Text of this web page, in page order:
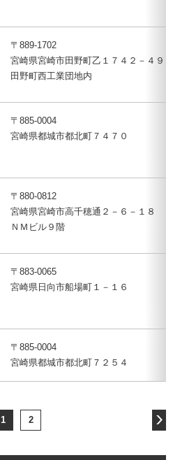
ず相談室
〒889-1702
宮崎県宮崎市田野町乙１７４２－４９
田野町西工業団地内
〒885-0004
宮崎県都城市都北町７４７０
〒880-0812
宮崎県宮崎市高千穂通２－６－１８
ＮＭビル９階
〒883-0065
宮崎県日向市船場町１－１６
〒885-0004
宮崎県都城市都北町７２５４
1 2